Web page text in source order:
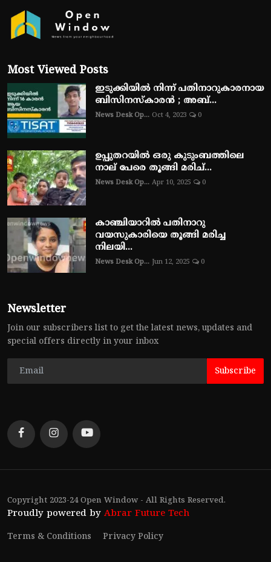
Most Viewed Posts
ഇടുക്കിയിൽ നിന്ന് പതിനാറുകാരനായ
ബിസിനസ്‌കാരൻ ; അബ്...
News Desk Op... Oct 4, 2023 0
ഉപ്പുതറയിൽ ഒരു കുടുംബത്തിലെ
നാല് പേരെ തൂങ്ങി മരിച്...
News Desk Op... Apr 10, 2025 0
കാഞ്ചിയാറിൽ പതിനാറു
വയസുകാരിയെ തൂങ്ങി മരിച്ച
നിലയി...
News Desk Op... Jun 12, 2025 0
Newsletter
Join our subscribers list to get the latest news, updates and
special offers directly in your inbox
Subscribe
Copyright 2023-24 Open Window - All Rights Reserved.
Proudly powered by Abrar Future Tech
Terms & Conditions Privacy Policy